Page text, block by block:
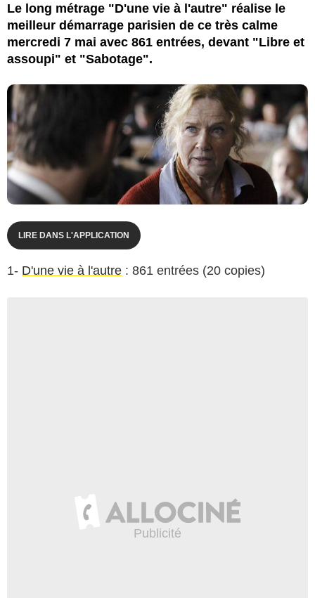
Le long métrage "D'une vie à l'autre" réalise le
meilleur démarrage parisien de ce très calme
mercredi 7 mai avec 861 entrées, devant "Libre et
assoupi" et "Sabotage".
LIRE DANS L'APPLICATION
1- D'une vie à l'autre : 861 entrées (20 copies)